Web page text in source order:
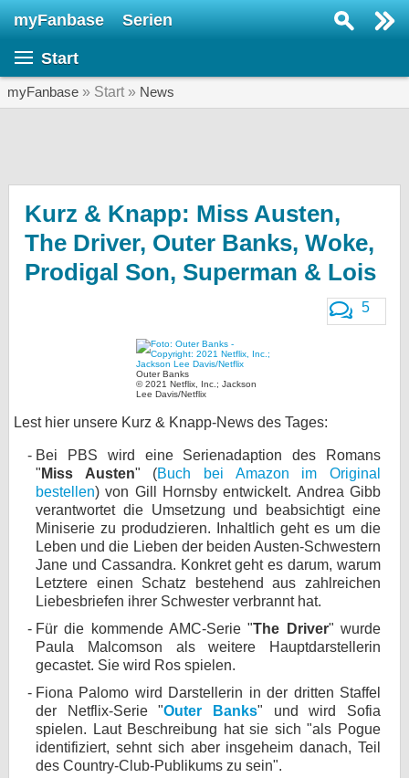
myFanbase Serien
Start
myFanbase » Start » News
Kurz & Knapp: Miss Austen,
The Driver, Outer Banks, Woke,
Prodigal Son, Superman & Lois
5
Outer Banks
© 2021 Netflix, Inc.; Jackson
Lee Davis/Netflix
Lest hier unsere Kurz & Knapp-News des Tages:
Bei PBS wird eine Serienadaption des Romans
" Miss Austen" (Buch bei Amazon im Original
bestellen) von Gill Hornsby entwickelt. Andrea Gibb
verantwortet die Umsetzung und beabsichtigt eine
Miniserie zu produdzieren. Inhaltlich geht es um die
Leben und die Lieben der beiden Austen-Schwestern
Jane und Cassandra. Konkret geht es darum, warum
Letztere einen Schatz bestehend aus zahlreichen
Liebesbriefen ihrer Schwester verbrannt hat.
Für die kommende AMC-Serie "The Driver" wurde
Paula Malcomson als weitere Hauptdarstellerin
gecastet. Sie wird Ros spielen.
Fiona Palomo wird Darstellerin in der dritten Staffel
der Netflix-Serie "Outer Banks" und wird Sofia
spielen. Laut Beschreibung hat sie sich "als Pogue
identifiziert, sehnt sich aber insgeheim danach, Teil
des Country-Club-Publikums zu sein".
Veranstaltungen
KULTUR
Gewinnspiele
Forum
bei X
bei Facebook
Kontakt
Nutzungsbedingungen
Datenschutz
Cookie-Einstellungen
Impressum
Desktop-Ansicht
myFanbase